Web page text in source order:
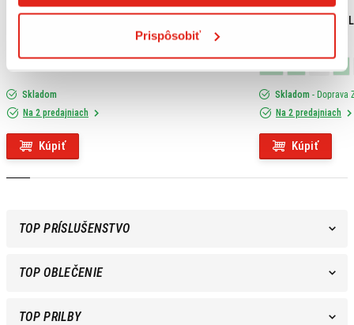
Prispôsobiť
18,15 € s DPH
Skladom
Na 2 predajniach
Kúpiť
99,95 € s DPH
SHIRO ENDURO
Skladom - Doprava
Na 2 predajniach
Kúpiť
TOP PRÍSLUŠENSTVO
TOP OBLEČENIE
TOP PRILBY